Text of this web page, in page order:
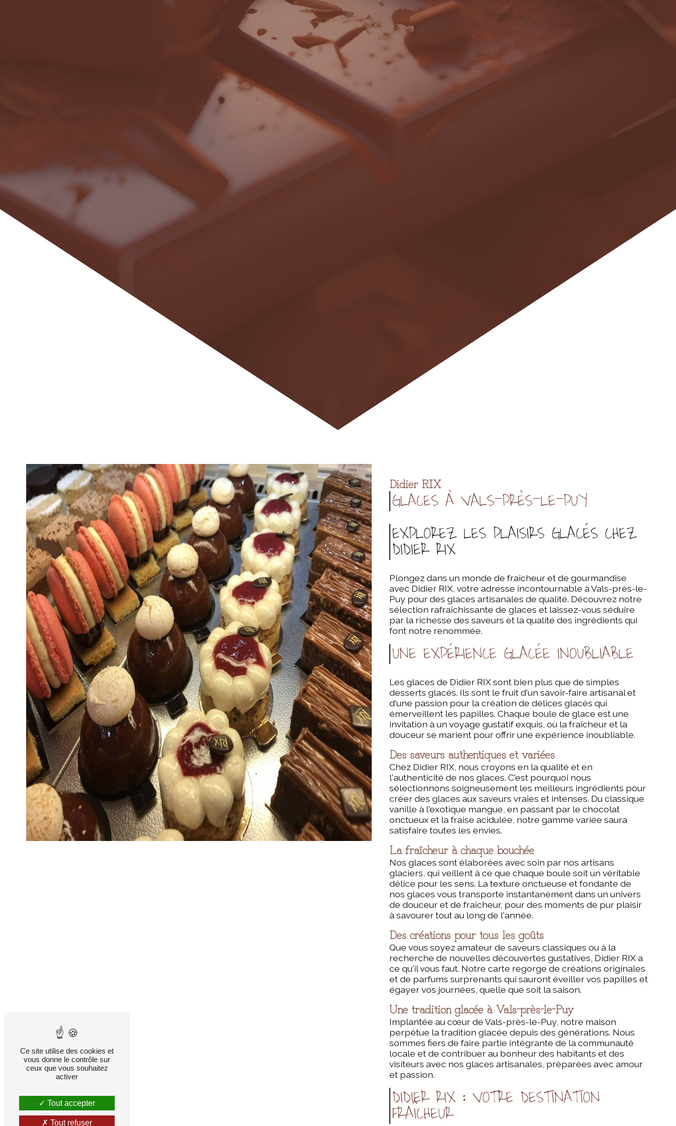
Didier RIX
GLACES À VALS-PRÈS-LE-PUY
EXPLOREZ LES PLAISIRS GLACÉS CHEZ
DIDIER RIX
Plongez dans un monde de fraîcheur et de gourmandise
avec Didier RIX, votre adresse incontournable à Vals-près-le-
Puy pour des glaces artisanales de qualité. Découvrez notre
sélection rafraîchissante de glaces et laissez-vous séduire
par la richesse des saveurs et la qualité des ingrédients qui
font notre renommée.
UNE EXPÉRIENCE GLACÉE INOUBLIABLE
Les glaces de Didier RIX sont bien plus que de simples
desserts glacés. Ils sont le fruit d'un savoir-faire artisanal et
d'une passion pour la création de délices glacés qui
émerveillent les papilles. Chaque boule de glace est une
invitation à un voyage gustatif exquis, où la fraîcheur et la
douceur se marient pour offrir une expérience inoubliable.
Des saveurs authentiques et variées
Chez Didier RIX, nous croyons en la qualité et en
l'authenticité de nos glaces. C'est pourquoi nous
sélectionnons soigneusement les meilleurs ingrédients pour
créer des glaces aux saveurs vraies et intenses. Du classique
vanille à l'exotique mangue, en passant par le chocolat
onctueux et la fraise acidulée, notre gamme variée saura
satisfaire toutes les envies.
La fraîcheur à chaque bouchée
Nos glaces sont élaborées avec soin par nos artisans
glaciers, qui veillent à ce que chaque boule soit un véritable
délice pour les sens. La texture onctueuse et fondante de
nos glaces vous transporte instantanément dans un univers
de douceur et de fraîcheur, pour des moments de pur plaisir
à savourer tout au long de l'année.
Des créations pour tous les goûts
Que vous soyez amateur de saveurs classiques ou à la
recherche de nouvelles découvertes gustatives, Didier RIX a
ce qu'il vous faut. Notre carte regorge de créations originales
et de parfums surprenants qui sauront éveiller vos papilles et
égayer vos journées, quelle que soit la saison.
Une tradition glacée à Vals-près-le-Puy
Implantée au cœur de Vals-près-le-Puy, notre maison
perpétue la tradition glacée depuis des générations. Nous
sommes fiers de faire partie intégrante de la communauté
locale et de contribuer au bonheur des habitants et des
visiteurs avec nos glaces artisanales, préparées avec amour
et passion.
DIDIER RIX : VOTRE DESTINATION
FRAÎCHEUR
Ce site utilise des cookies et
vous donne le contrôle sur
ceux que vous souhaitez
activer
Tout accepter
Tout refuser